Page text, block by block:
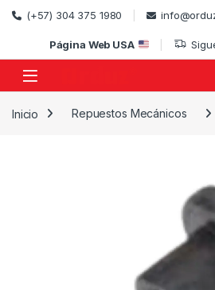
Skip to navigation
Skip to content
(+57) 304 375 1980
Página Web USA
Inicio Repuestos Mecánicos